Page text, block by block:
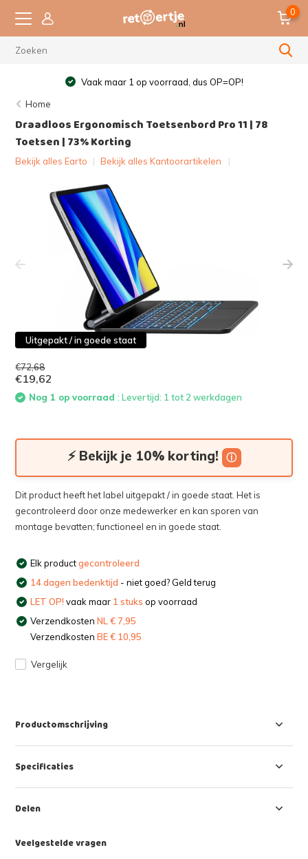
0
Vaak maar 1 op voorraad, dus OP=OP!
Home
Draadloos Ergonomisch Toetsenbord Pro 11 | 78
Toetsen | 73% Korting
Bekijk alles Earto | Bekijk alles Kantoorartikelen
Uitgepakt / in goede staat
€72,68
€19,62
Nog 1 op voorraad: Levertijd: 1 tot 2 werkdagen
⚡ Bekijk je 10% korting! ⓘ
Dit product heeft het label uitgepakt / in goede staat. Het is
gecontroleerd door onze medewerker en kan sporen van
montage bevatten; functioneel en in goede staat.
Elk productgecontroleerd
14 dagen bedenktijd - niet goed? Geld terug
LET OP! vaak maar 1 stuks op voorraad
VerzendkostenNL € 7,95
VerzendkostenBE € 10,95
Vergelijk
Productomschrijving
Specificaties
Delen
Veelgestelde vragen